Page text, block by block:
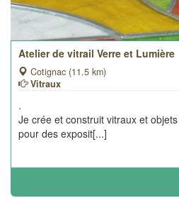
Atelier de vitrail Verre et Lumière
Cotignac (11.5 km)
Vitraux
.
Je crée et construit vitraux et
pour des exposit[...]